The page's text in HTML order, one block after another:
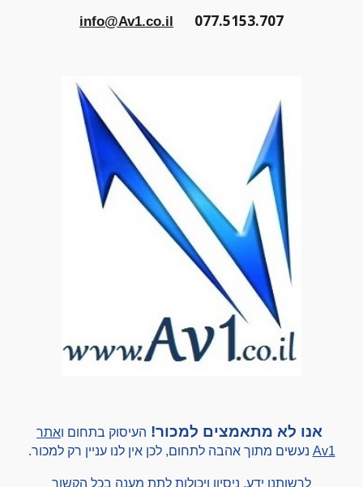
info@Av1.co.il 077.5153.707
אנו לא מתאמצים למכור! העיסוק בתחום ואתר
Av1 נעשים מתוך אהבה לתחום, לכן אין לנו עניין רק למכור.
לרשותנו ידע, ניסיון ויכולות לתת מענה בכל הקשור